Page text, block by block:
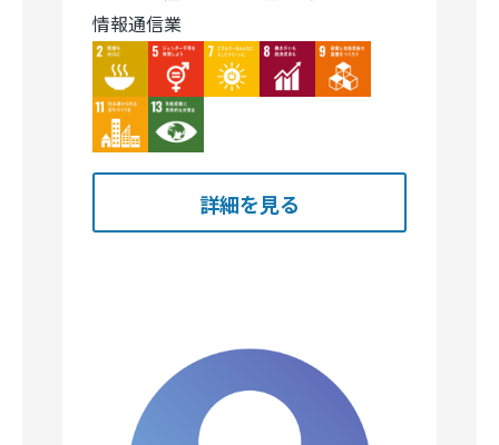
情報通信業
Image
Image Image Image Image
Image Image
詳細を見る